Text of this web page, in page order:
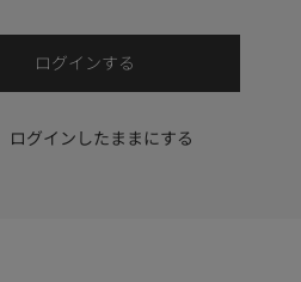
ログインしたままにする